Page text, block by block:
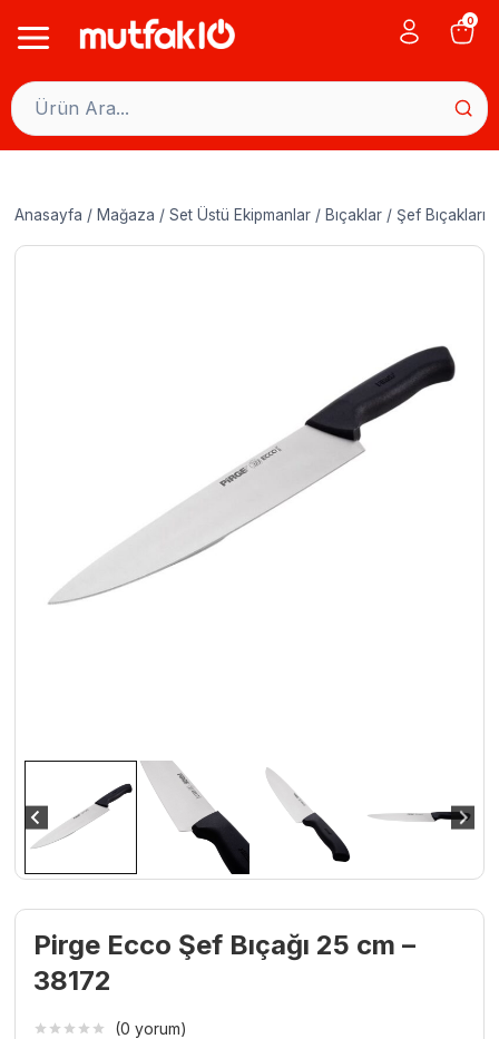
0
Anasayfa / Mağaza / Set Üstü Ekipmanlar / Bıçaklar / Şef Bıçakları
Pirge Ecco Şef Bıçağı 25 cm –
38172
(0 yorum)